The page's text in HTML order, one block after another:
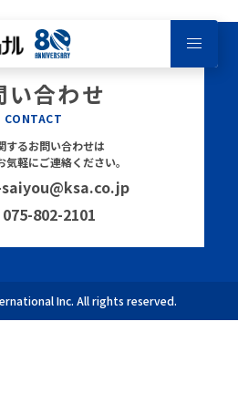
い合わせ
CONTACT
するお問い合わせは
気軽にご連絡ください。
075-802-2101
Inc. All rights reserved.